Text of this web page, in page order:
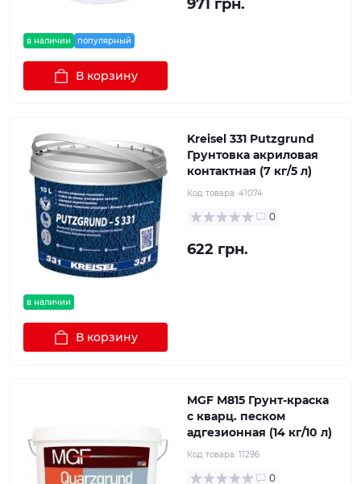
в наличии популярный
971 грн.
В корзину
в наличии
Kreisel 331 Putzgrund
Грунтовка акриловая
контактная (7 кг/5 л)
Код товара: 41074
0
622 грн.
В корзину
MGF М815 Грунт-краска
с кварц. песком
адгезионная (14 кг/10 л)
Код товара: 11296
0